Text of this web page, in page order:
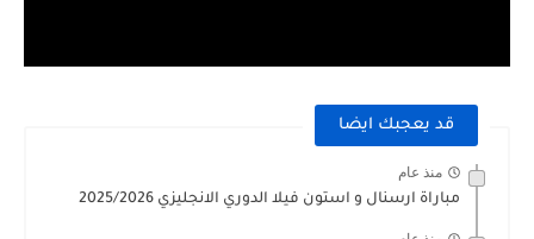
قد يعجبك ايضا
منذ عام
مباراة ارسنال و استون فيلا الدوري الانجليزي 2025/2026